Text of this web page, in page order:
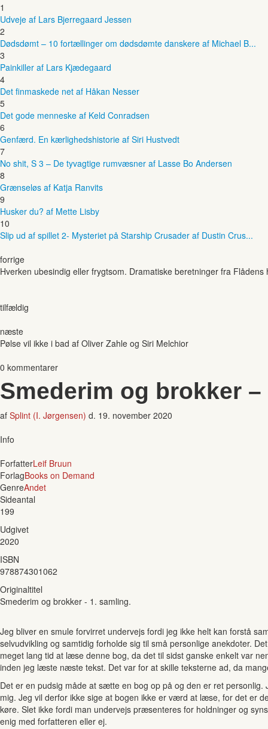
1
Udveje af Lars Bjerregaard Jessen
2
Dødsdømt – 10 fortællinger om dødsdømte danskere af Michael B...
3
Painkiller af Lars Kjædegaard
4
Det finmaskede net af Håkan Nesser
5
Det gode menneske af Keld Conradsen
6
Genfærd. En kærlighedshistorie af Siri Hustvedt
7
No shit, S 3 – De tyvagtige rumvæsner af Lasse Bo Andersen
8
Grænseløs af Katja Ranvits
9
Husker du? af Mette Lisby
10
Slip ud af spillet 2- Mysteriet på Starship Crusader af Dustin Crus...
forrige
Hverken ubesindig eller frygtsom. Dramatiske beretninger fra Flådens
tilfældig
næste
Pølse vil ikke i bad af Oliver Zahle og Siri Melchior
0 kommentarer
Smederim og brokker
af Splint (I. Jørgensen) d. 19. november 2020
Info
ForfatterLeif Bruun
ForlagBooks on Demand
GenreAndet
Sideantal
199
Udgivet
2020
ISBN
978874301062
Originaltitel
Smederim og brokker - 1. samling.
Jeg bliver en smule forvirret undervejs fordi jeg ikke helt kan forstå
selvudvikling og samtidig forholde sig til små personlige anekdoter.
meget lang tid at læse denne bog, da det til sidst ganske enkelt var
inden jeg læste næste tekst. Det var for at skille teksterne ad, da
Det er en pudsig måde at sætte en bog op på og den er ret
mig. Jeg vil derfor ikke sige at bogen ikke er værd at læse, for det er
køre. Slet ikke fordi man undervejs præsenteres for holdninger og
enig med forfatteren eller ej.